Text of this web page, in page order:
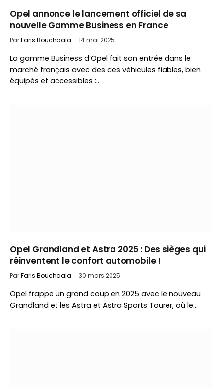
Opel annonce le lancement officiel de sa
nouvelle Gamme Business en France
ParFaris Bouchaala 14 mai 2025
La gamme Business d’Opel fait son entrée dans le
marché français avec des des véhicules fiables, bien
équipés et accessibles :…
Opel Grandland et Astra 2025 : Des sièges qui
réinventent le confort automobile !
ParFaris Bouchaala 30 mars 2025
Opel frappe un grand coup en 2025 avec le nouveau
Grandland et les Astra et Astra Sports Tourer, où le…